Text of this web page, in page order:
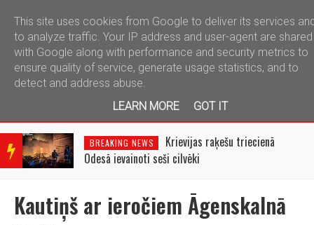
telegram
BRE
AKIN
NEW
BREAKING NEWS
Krievijas raķešu triecienā
Odesā ievainoti seši cilvēki
Kautiņš ar ieročiem Āgenskalnā
This site uses cookies from Google to deliver its services
to analyze traffic. Your IP address and user-agent are shared
with Google along with performance and security metrics to
ensure quality of service, generate usage statistics, and to
detect and address abuse.
LEARN MORE
GOT IT